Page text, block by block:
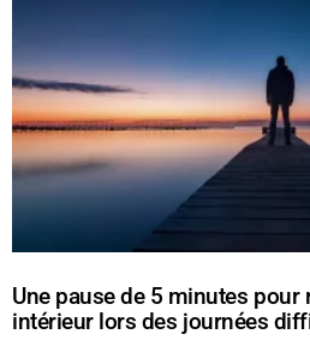
Une pause de 5 minutes
intérieur lors des journées